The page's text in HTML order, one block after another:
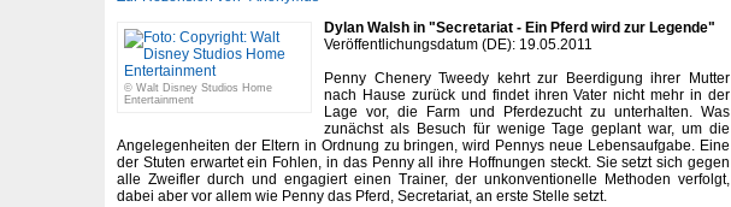
© Walt Disney Studios Home
Entertainment
Dylan Walsh in "Secretariat - Ein Pferd wird zur Legende"
Veröffentlichungsdatum (DE): 19.05.2011
Penny Chenery Tweedy kehrt zur Beerdigung ihrer Mutter
nach Hause zurück und findet ihren Vater nicht mehr in der
Lage vor, die Farm und Pferdezucht zu unterhalten. Was
zunächst als Besuch für wenige Tage geplant war, um die
Angelegenheiten der Eltern in Ordnung zu bringen, wird Pennys neue Lebensaufgabe. Eine
der Stuten erwartet ein Fohlen, in das Penny all ihre Hoffnungen steckt. Sie setzt sich gegen
alle Zweifler durch und engagiert einen Trainer, der unkonventionelle Methoden verfolgt,
dabei aber vor allem wie Penny das Pferd, Secretariat, an erste Stelle setzt.